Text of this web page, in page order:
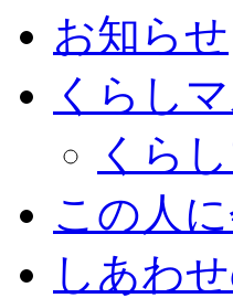
お知らせ
くらし
くら
この人
しあわ